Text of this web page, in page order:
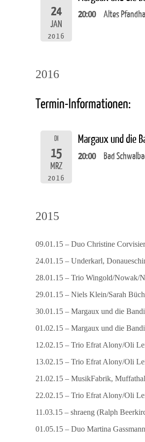
24
JAN
2016
20:00 Altes
2016
Termin-Informationen:
DI
15
MRZ
2016
Margaux und die
20:00 Bad
2015
09.01.15 – Duo Christine
24.01.15 – Underkarl,
28.01.15 – Trio Wingold/Nowak/
29.01.15 – Niels Klein/Sarah
30.01.15 – Margaux und die
01.02.15 – Margaux und die
12.02.15 – Trio Efrat Alony/Oli
13.02.15 – Trio Efrat Alony/Oli
21.02.15 – MusikFabrik,
22.02.15 – Trio Efrat Alony/Oli
11.03.15 – shraeng (Ralph
01.05.15 – Duo Martina